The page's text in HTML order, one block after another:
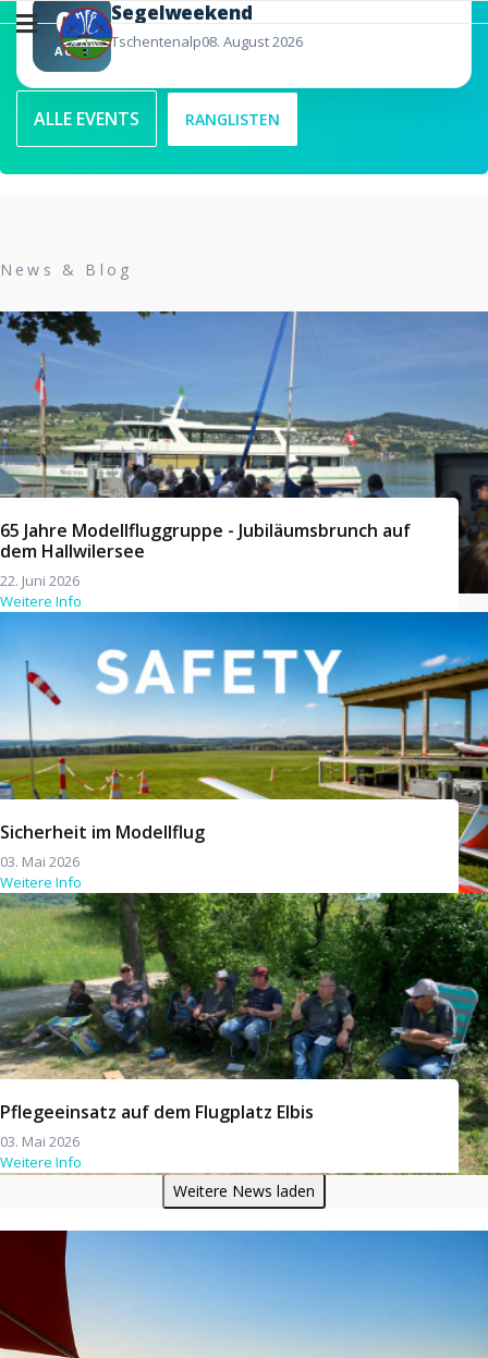
08
AUG.
Segelweekend
Tschentenalp08. August 2026
ALLE EVENTS RANGLISTEN
News & Blog
65 Jahre Modellfluggruppe - Jubiläumsbrunch auf
dem Hallwilersee
22. Juni 2026
Weitere Info
Sicherheit im Modellflug
03. Mai 2026
Weitere Info
Pflegeeinsatz auf dem Flugplatz Elbis
03. Mai 2026
Weitere Info
Weitere News laden